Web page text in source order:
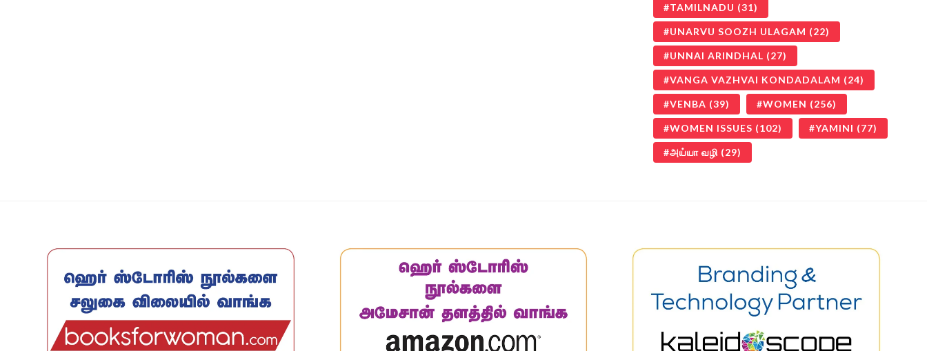
TAMILNADU (31)
UNARVU SOOZH ULAGAM (22)
UNNAI ARINDHAL (27)
VANGA VAZHVAI KONDADALAM (24)
VENBA (39) WOMEN (256)
WOMEN ISSUES (102) YAMINI (77)
அய்யா வழி (29)